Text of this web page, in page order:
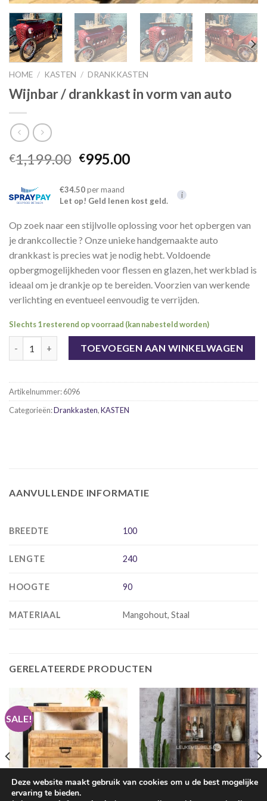
HOME / KASTEN / DRANKKASTEN
Wijnbar / drankkast in vorm van auto
€1,199.00 Oorspronkelijke
was:
€1,199.00.
€995.00Huidige
€995.00.
€34.50per maand
Let op! Geld lenen kost geld.
i
Op zoek naar een stijlvolle oplossing voor het opbergen van
je drankcollectie ? Onze unieke handgemaakte auto
drankkast is precies wat je nodig hebt. Voldoende
opbergmogelijkheden voor flessen en glazen, het werkblad is
ideaal om je drankje op te bereiden. Voorzien van werkende
verlichting en eventueel eenvoudig te verrijden.
Slechts 1 resterend op voorraad (kan nabesteld worden)
Wijnbar / drankkast in vorm van auto aantal
TOEVOEGEN AAN WINKELWAGEN
Artikelnummer:6096
Categorieën:Drankkasten,KASTEN
AANVULLENDE INFORMATIE
BREEDTE 100
LENGTE 240
HOOGTE 90
MATERIAAL Mangohout, Staal
GERELATEERDE PRODUCTEN
SALE!
Deze website maakt gebruik van cookies om u de best mogelijke
ervaring te bieden.